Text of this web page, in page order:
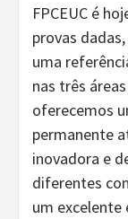
FPCEUC é
provas
uma
nas três
oferecemos
permanente
inovadora e
diferentes
um excelente